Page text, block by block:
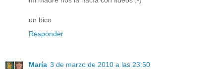
un bico
Responder
María 3 de marzo de 2010 a las 23:50